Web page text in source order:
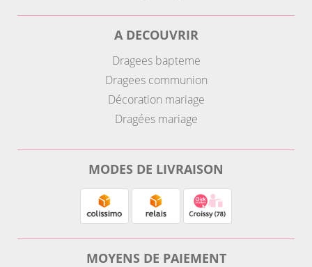
A DECOUVRIR
Dragees bapteme
Dragees communion
Décoration mariage
Dragées mariage
MODES DE LIVRAISON
MOYENS DE PAIEMENT